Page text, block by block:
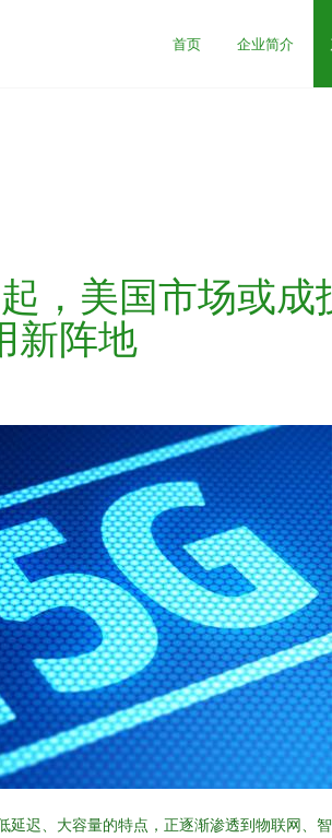
首页 企业简介
，美国市场或成
新阵地
迟、大容量的特点，正逐渐渗透到物联网、